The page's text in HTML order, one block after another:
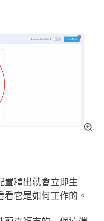
置釋出就會立即生
它是如何工作的。